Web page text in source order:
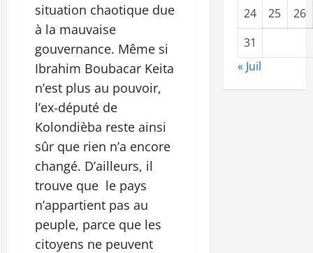
situation chaotique due
à la mauvaise
gouvernance. Même si
Ibrahim Boubacar Keita
n’est plus au pouvoir,
l’ex-député de
Kolondièba reste ainsi
sûr que rien n’a encore
changé. D’ailleurs, il
trouve que le pays
n’appartient pas au
peuple, parce que les
citoyens ne peuvent
24
25
26
31
« Juil